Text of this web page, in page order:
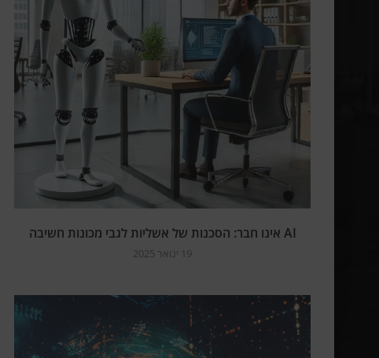
AI אינו חבר: הסכנות של אשליות לגבי מכונות חשיבה
19 ינואר 2025